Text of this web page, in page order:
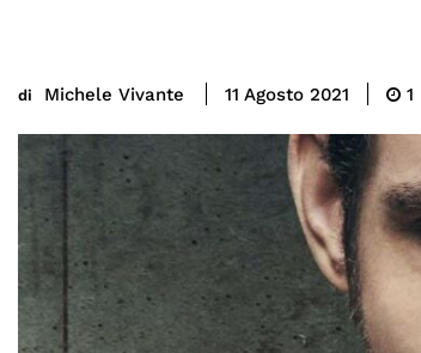
di Michele Vivante 11 Agosto 2021 1